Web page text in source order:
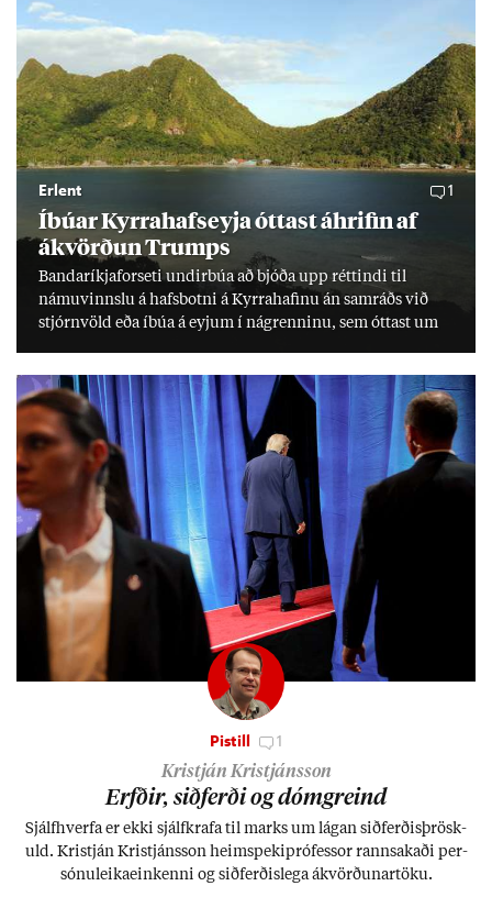
Erlent 1
Íbú­ar Kyrra­hafs­eyja ótt­ast áhrif­in af
ákvörð­un Trumps
Banda­ríkja­for­seti und­ir­búa að bjóða upp rétt­indi til
námu­vinnslu á hafs­botni á Kyrra­haf­inu án sam­ráðs við
stjórn­völd eða íbúa á eyj­um í ná­grenn­inu, sem ótt­ast um
Pistill 1
Kristján Kristjánsson
Erfð­ir, sið­ferði og dómgreind
Sjálf­hverfa er ekki sjálf­krafa til marks um lág­an sið­ferð­is­þrösk­
uld. Kristján Kristjáns­son heim­speki­pró­fess­or rann­sak­aði per­
sónu­leika­ein­kenni og sið­ferð­is­lega ákvörð­un­ar­töku.